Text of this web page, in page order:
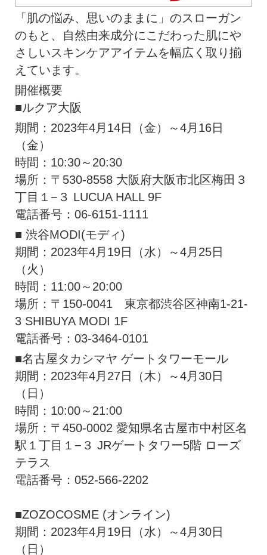
「肌の悩み、思いのままに」のスローガン
のもと、自然由来成分にこだわった肌にや
さしいスキンケアアイテムを幅広く取り揃
えています。
開催概要
■ルクア大阪
期間：2023年4月14日（金）～4月16日
（金）
時間：10:30～20:30
場所：〒530-8558 大阪府大阪市北区梅田３
丁目１−３ LUCUA HALL 9F
電話番号：06-6151-1111
■ 渋谷MODI(モディ)
期間：2023年4月19日（水）～4月25日
（火）
時間：11:00～20:00
場所：〒150-0041 東京都渋谷区神南1-21-
3 SHIBUYA MODI 1F
電話番号：03-3464-0101
■名古屋タカシマヤ ゲートタワーモール
期間：2023年4月27日（木）～4月30日
（日）
時間：10:00～21:00
場所：〒450-0002 愛知県名古屋市中村区名
駅１丁目１−３ JRゲートタワー5階 ローズ
テラス
電話番号：052-566-2202
■ZOZOCOSME (オンライン)
期間：2023年4月19日（水）～4月30日
（日）